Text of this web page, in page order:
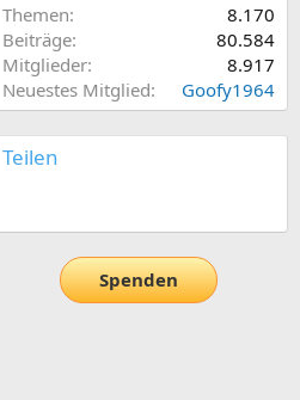
Themen
8.170
Beiträge
80.584
Mitglieder
8.917
Neuestes Mitglied
Goofy1964
Teilen
Spenden